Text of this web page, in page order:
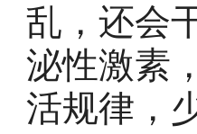
乱，还会
泌性激素
活规律，